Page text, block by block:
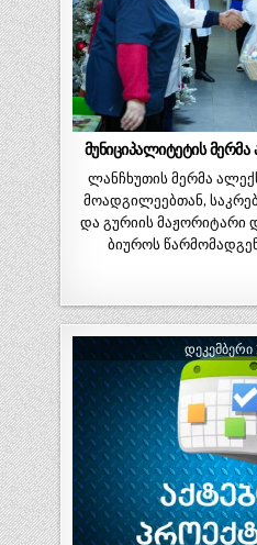
მუნიციპალიტეტის
ლანჩხუთის მერმა
მოადგილეებთან,
და გურიის მაჟორიტარი
ბიუროს
ᲓᲔᲙᲔᲛᲑᲔᲠᲘ